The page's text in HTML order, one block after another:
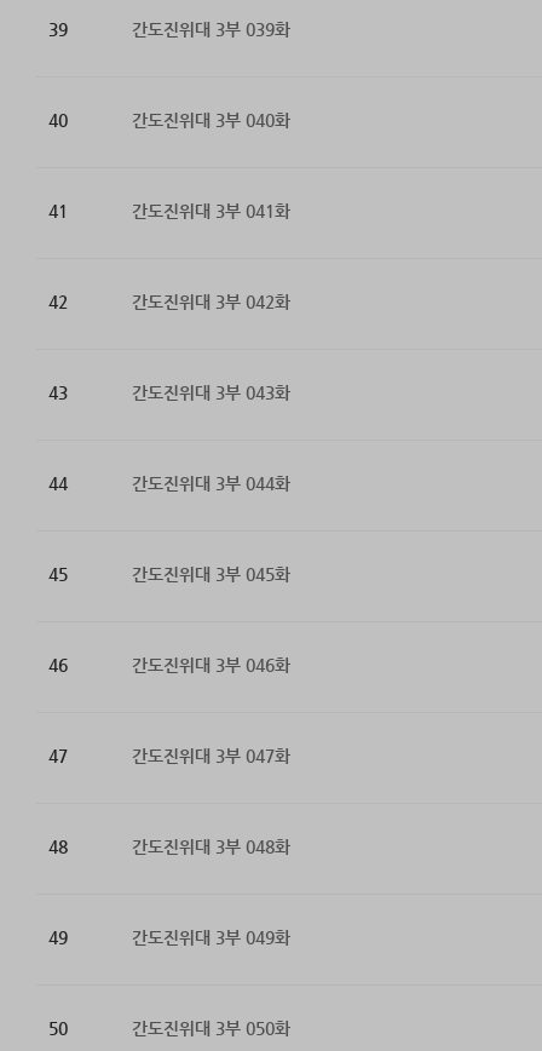
39 간도진위대 3부 039화
40 간도진위대 3부 040화
41 간도진위대 3부 041화
42 간도진위대 3부 042화
43 간도진위대 3부 043화
44 간도진위대 3부 044화
45 간도진위대 3부 045화
46 간도진위대 3부 046화
47 간도진위대 3부 047화
48 간도진위대 3부 048화
49 간도진위대 3부 049화
50 간도진위대 3부 050화